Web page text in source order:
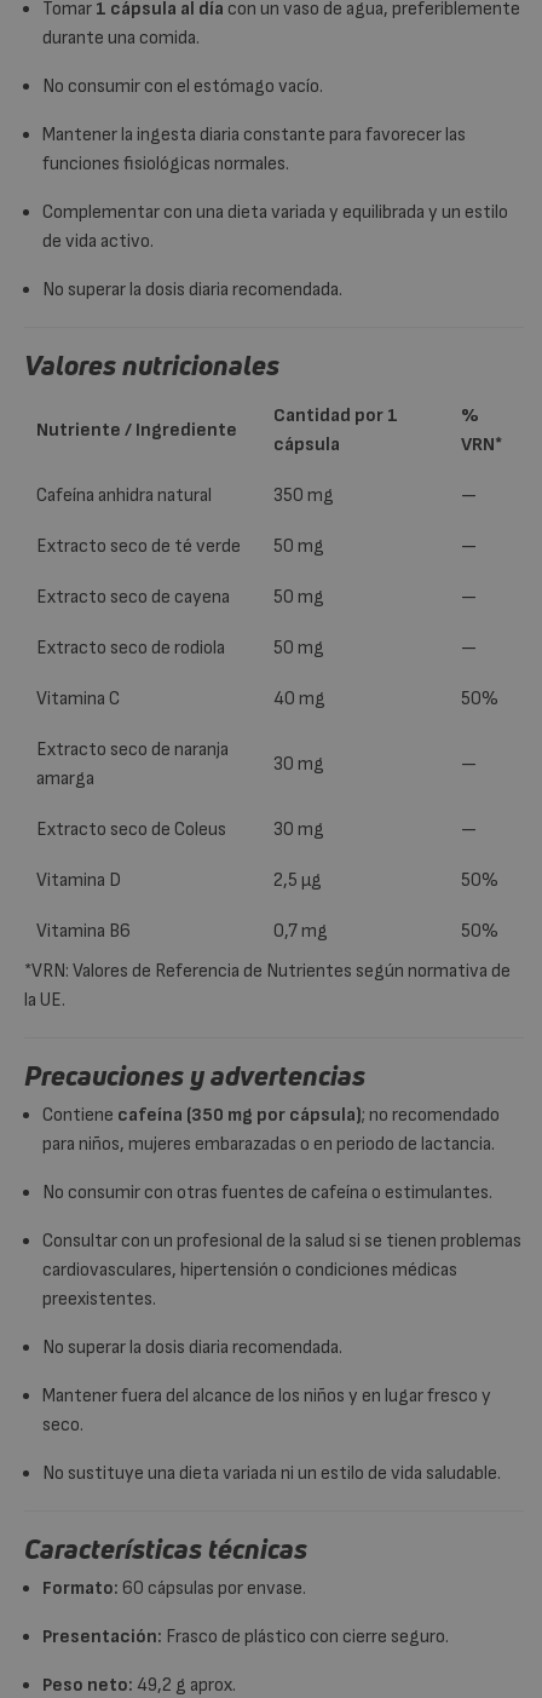
Tomar 1 cápsula al día con un vaso de agua, preferiblemente
durante una comida.
No consumir con el estómago vacío.
Mantener la ingesta diaria constante para favorecer las
funciones fisiológicas normales.
Complementar con una dieta variada y equilibrada y un estilo
de vida activo.
No superar la dosis diaria recomendada.
Valores nutricionales
Nutriente / Ingrediente
Cantidad por 1
cápsula
%
VRN*
Cafeína anhidra natural 350 mg —
Extracto seco de té verde 50 mg —
Extracto seco de cayena 50 mg —
Extracto seco de rodiola 50 mg —
Vitamina C 40 mg 50%
Extracto seco de naranja
amarga
30 mg —
Extracto seco de Coleus 30 mg —
Vitamina D 2,5 µg 50%
Vitamina B6 0,7 mg
50%
*VRN: Valores de Referencia de Nutrientes según normativa de
la UE.
Precauciones y advertencias
Contiene cafeína (350 mg por cápsula); no recomendado
para niños, mujeres embarazadas o en periodo de lactancia.
No consumir con otras fuentes de cafeína o estimulantes.
Consultar con un profesional de la salud si se tienen problemas
cardiovasculares, hipertensión o condiciones médicas
preexistentes.
No superar la dosis diaria recomendada.
Mantener fuera del alcance de los niños y en lugar fresco y
seco.
No sustituye una dieta variada ni un estilo de vida saludable.
Características técnicas
Formato: 60 cápsulas por envase.
Presentación: Frasco de plástico con cierre seguro.
Peso neto: 49,2 g aprox.